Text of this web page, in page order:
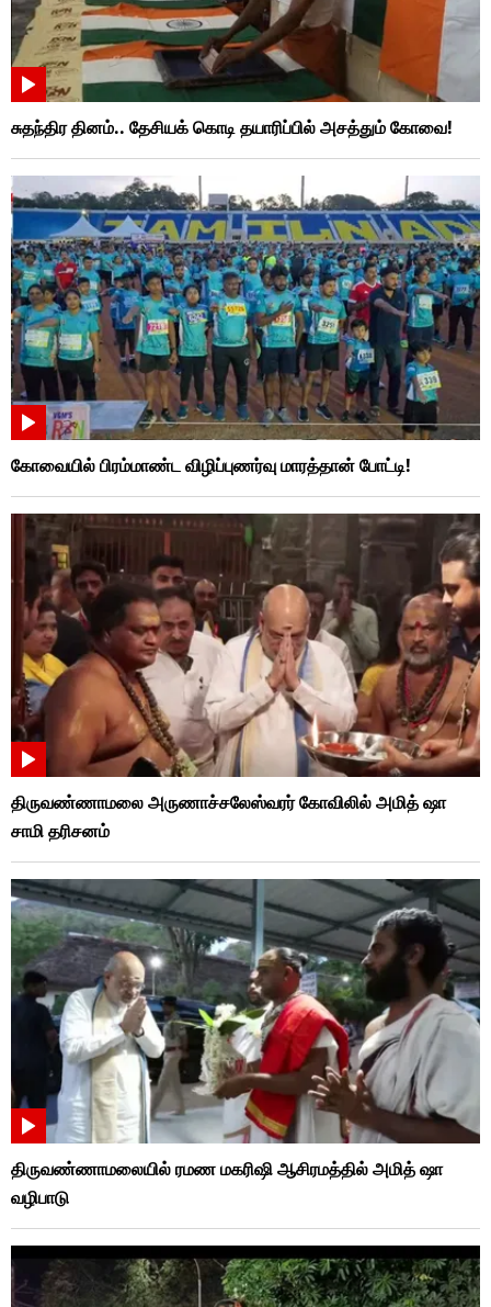
சுதந்திர தினம்.. தேசியக் கொடி தயாரிப்பில் அசத்தும் கோவை!
கோவையில் பிரம்மாண்ட விழிப்புணர்வு மாரத்தான் போட்டி!
திருவண்ணாமலை அருணாச்சலேஸ்வரர் கோவிலில் அமித் ஷா
சாமி தரிசனம்
திருவண்ணாமலையில் ரமண மகரிஷி ஆசிரமத்தில் அமித் ஷா
வழிபாடு